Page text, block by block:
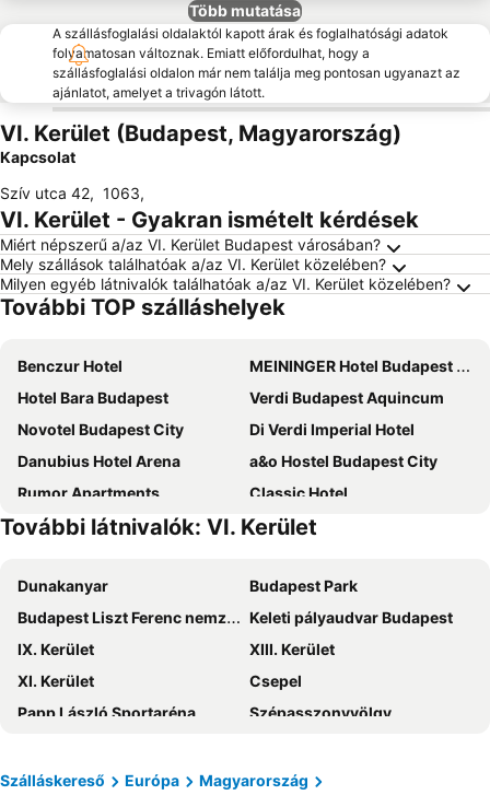
Több mutatása
A szállásfoglalási oldalaktól kapott árak és foglalhatósági adatok
folyamatosan változnak. Emiatt előfordulhat, hogy a
szállásfoglalási oldalon már nem találja meg pontosan ugyanazt az
ajánlatot, amelyet a trivagón látott.
VI. Kerület (Budapest, Magyarország)
Kapcsolat
Szív utca 42, 1063,
VI. Kerület - Gyakran ismételt kérdések
Miért népszerű a/az VI. Kerület Budapest városában?
Mely szállások találhatóak a/az VI. Kerület közelében?
Milyen egyéb látnivalók találhatóak a/az VI. Kerület közelében?
További TOP szálláshelyek
Benczur Hotel
MEININGER Hotel Budapest Great Market Hall
Hotel Bara Budapest
Verdi Budapest Aquincum
Novotel Budapest City
Di Verdi Imperial Hotel
Danubius Hotel Arena
a&o Hostel Budapest City
Rumor Apartments
Classic Hotel
Hotel Amadeus
Radisson Blu Beke Hotel, Budapest
Airport Hotel Budapest
Royal Park Boutique Hotel
Hotel Ferihegy
ibis Budapest Citysouth
IntercityHotel Budapest
ibis Styles Budapest Citywest
easyHotel Budapest Oktogon
Mercure Budapest Castle Hill
Danubius Hotel Helia
TRIBE Budapest Stadium
Thomas Hotel Budapest
Chesscom
További látnivalók: VI. Kerület
Dunakanyar
Budapest Park
Budapest Liszt Ferenc nemzetközi repülőtér
Keleti pályaudvar Budapest
IX. Kerület
XIII. Kerület
XI. Kerület
Csepel
Papp László Sportaréna
Szépasszonyvölgy
Efott Fesztivál
III. Kerület
Szálláskereső Európa
Magyarország